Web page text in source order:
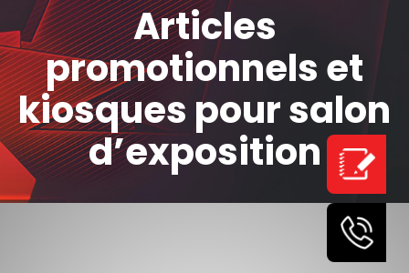
Articles
promotionnels et
kiosques pour salon
d’exposition